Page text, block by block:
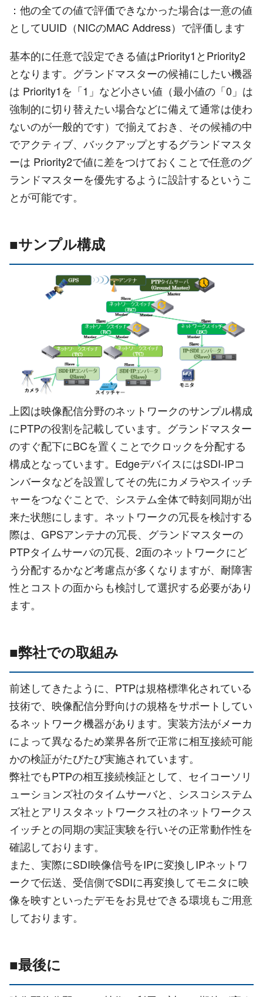
：他の全ての値で評価できなかった場合は一意の値
としてUUID（NICのMAC Address）で評価します
基本的に任意で設定できる値はPriority1とPriority2
となります。グランドマスターの候補にしたい機器
は Priority1を「1」など小さい値（最小値の「0」は
強制的に切り替えたい場合などに備えて通常は使わ
ないのが一般的です）で揃えておき、その候補の中
でアクティブ、バックアップとするグランドマスタ
ーは Priority2で値に差をつけておくことで任意のグ
ランドマスターを優先するように設計するというこ
とが可能です。
■サンプル構成
上図は映像配信分野のネットワークのサンプル構成
にPTPの役割を記載しています。グランドマスター
のすぐ配下にBCを置くことでクロックを分配する
構成となっています。EdgeデバイスにはSDI-IPコ
ンバータなどを設置してその先にカメラやスイッチ
ャーをつなぐことで、システム全体で時刻同期が出
来た状態にします。ネットワークの冗長を検討する
際は、GPSアンテナの冗長、グランドマスターの
PTPタイムサーバの冗長、2面のネットワークにど
う分配するかなど考慮点が多くなりますが、耐障害
性とコストの面からも検討して選択する必要があり
ます。
■弊社での取組み
前述してきたように、PTPは規格標準化されている
技術で、映像配信分野向けの規格をサポートしてい
るネットワーク機器があります。実装方法がメーカ
によって異なるため業界各所で正常に相互接続可能
かの検証がたびたび実施されています。
弊社でもPTPの相互接続検証として、セイコーソリ
ューションズ社のタイムサーバと、シスコシステム
ズ社とアリスタネットワークス社のネットワークス
イッチとの同期の実証実験を行いその正常動作性を
確認しております。
また、実際にSDI映像信号をIPに変換しIPネットワ
ークで伝送、受信側でSDIに再変換してモニタに映
像を映すといったデモをお見せできる環境もご用意
しております。
■最後に